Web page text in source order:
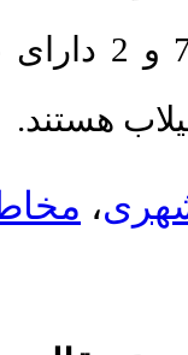
و ناحیه‌های 7 و 2